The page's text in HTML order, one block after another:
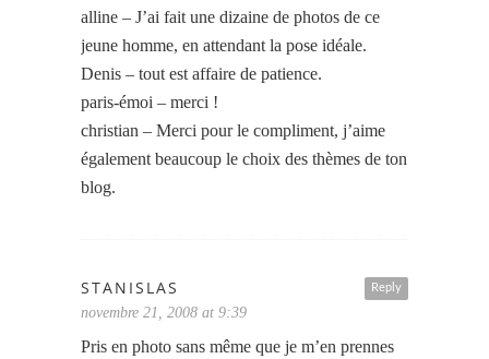
alline – J’ai fait une dizaine de photos de ce
jeune homme, en attendant la pose idéale.
Denis – tout est affaire de patience.
paris-émoi – merci !
christian – Merci pour le compliment, j’aime
également beaucoup le choix des thèmes de ton
blog.
Reply
STANISLAS
novembre 21, 2008 at 9:39
Pris en photo sans même que je m’en prennes